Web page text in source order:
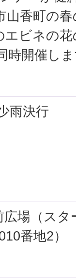
山香町の
エビネの
時開催し
雨決行
場（ス
番地2）